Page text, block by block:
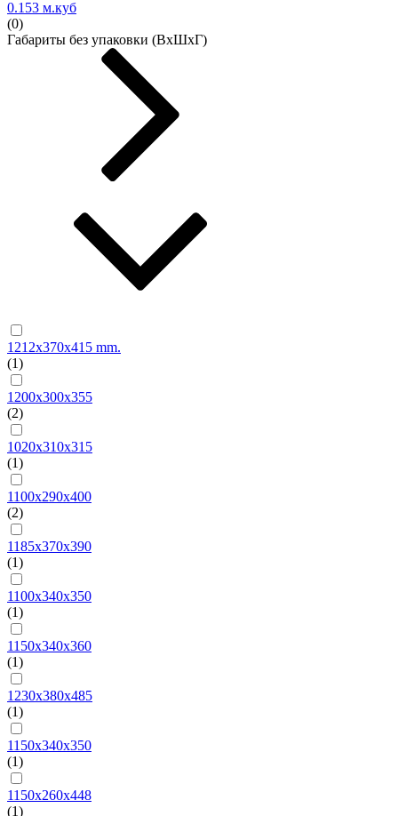
0.153 м.куб
(0)
Габариты без упаковки (ВxШxГ)
1212x370x415 mm.
(1)
1200х300х355
(2)
1020х310х315
(1)
1100x290x400
(2)
1185х370х390
(1)
1100х340х350
(1)
1150х340х360
(1)
1230х380х485
(1)
1150х340х350
(1)
1150х260х448
(1)